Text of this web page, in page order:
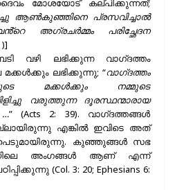
[ദൈവം മോശയോട് കല്പിക്കുന്നത്;
ആൺകുഞ്ഞിനെ പ്രസവിച്ചാൽ
അഗ്രചർമ്മം പരിച്ഛേദന
വഴി ലഭിക്കുന്ന വാഗ്‌ദത്തം
ലഭിക്കുന്നു; “വാഗ്‌ദത്തം
മക്കൾക്കും നമ്മുടെ
വരുത്തുന്ന ദൂരസ്ഥന്മാരായ
” (Acts 2: 39). വാഗ്‌ദത്തങ്ങൾ
എങ്കിൽ ഇവിടെ അത്
കുഞ്ഞുങ്ങൾ സഭ
യിലെ അംഗങ്ങൾ ആണ് എന്ന്
(Col. 3: 20; Ephesians 6: